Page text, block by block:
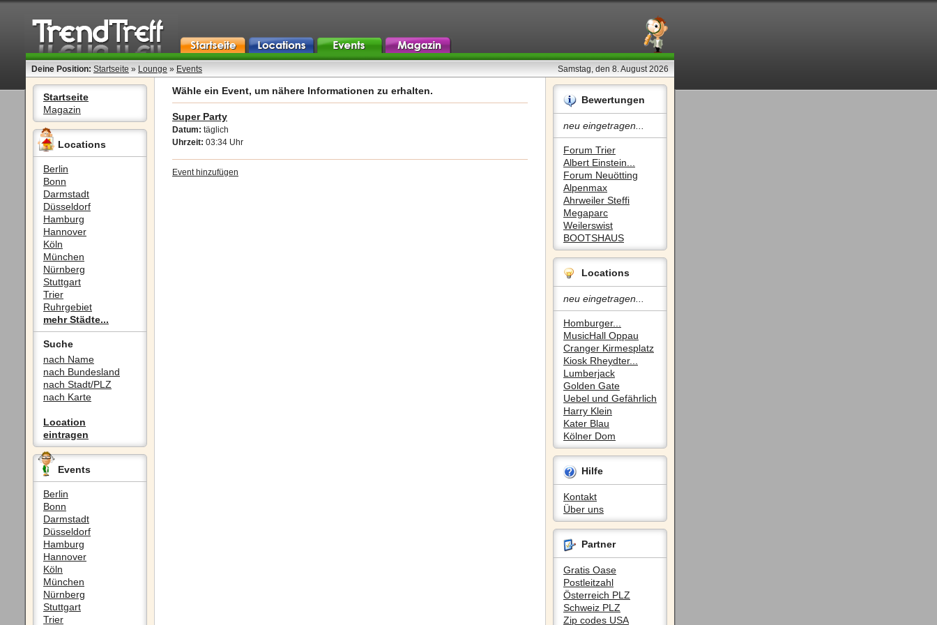
Deine Position: Startseite » Lounge » Events Samstag, den 8. August 2026
Startseite
Magazin
Locations
Berlin
Bonn
Darmstadt
Düsseldorf
Hamburg
Hannover
Köln
München
Nürnberg
Stuttgart
Trier
Ruhrgebiet
mehr Städte...
Suche
nach Name
nach Bundesland
nach Stadt/PLZ
nach Karte
Location
eintragen
Events
Berlin
Bonn
Darmstadt
Düsseldorf
Hamburg
Hannover
Köln
München
Nürnberg
Stuttgart
Trier
Bewertungen
neu eingetragen...
Forum Trier
Albert Einstein...
Forum Neuötting
Alpenmax
Ahrweiler Steffi
Megaparc
Weilerswist
BOOTSHAUS
Locations
neu eingetragen...
Homburger...
MusicHall Oppau
Cranger Kirmesplatz
Kiosk Rheydter...
Lumberjack
Golden Gate
Uebel und Gefährlich
Harry Klein
Kater Blau
Kölner Dom
Hilfe
Kontakt
Über uns
Partner
Gratis Oase
Postleitzahl
Österreich PLZ
Schweiz PLZ
Zip codes USA
Wähle ein Event, um nähere Informationen zu erhalten.
Super Party
Datum: täglich
Uhrzeit: 03:34 Uhr
Event hinzufügen